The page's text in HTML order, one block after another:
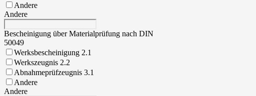
Andere
Andere
Bescheinigung über Materialprüfung nach DIN
50049
Werksbescheinigung 2.1
Werkszeugnis 2.2
Abnahmeprüfzeugnis 3.1
Andere
Andere